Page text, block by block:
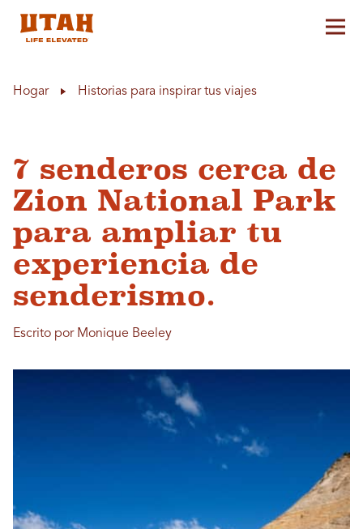
Hogar Historias para inspirar tus viajes
7 senderos cerca de
Zion National Park
para ampliar tu
experiencia de
senderismo.
Escrito por Monique Beeley